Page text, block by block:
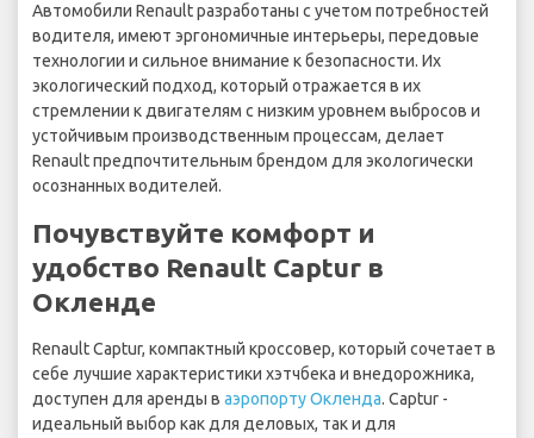
Автомобили Renault разработаны с учетом потребностей
водителя, имеют эргономичные интерьеры, передовые
технологии и сильное внимание к безопасности. Их
экологический подход, который отражается в их
стремлении к двигателям с низким уровнем выбросов и
устойчивым производственным процессам, делает
Renault предпочтительным брендом для экологически
осознанных водителей.
Почувствуйте комфорт и
удобство Renault Captur в
Окленде
Renault Captur, компактный кроссовер, который сочетает в
себе лучшие характеристики хэтчбека и внедорожника,
доступен для аренды в аэропорту Окленда. Captur -
идеальный выбор как для деловых, так и для